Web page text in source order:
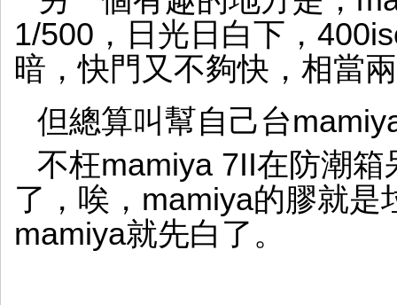
1/500，日光日白下，
暗，快門又不夠快，相當
但總算叫幫自己台
不枉mamiya 7II在防潮
了，唉，mamiya的膠就
mamiya就先白了。